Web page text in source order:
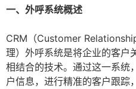
一、外呼系统概述
CRM（Customer
理）外呼系统是将企业的客户
相结合的技术。通过这一系统
户信息，进行精准的客户跟踪